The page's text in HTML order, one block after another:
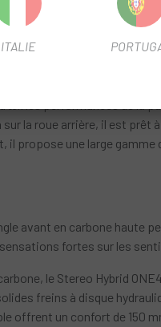
détails astucieux. Vous
tandis que le jeu
las droites et en place ;
les performances de la
la roue arrière, il est
propose une large
avant en carbone haute
fortes sur les
le Stereo Hybrid
freins à disque
un confort de 150
ITALIE